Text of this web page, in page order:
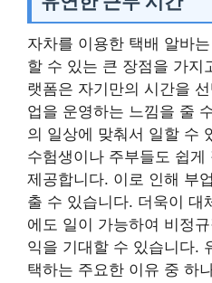
자차를 이용한 택배 알바
할 수 있는 큰 장점을 가지
랫폼은 자기만의 시간을
업을 운영하는 느낌을 줄
의 일상에 맞춰서 일할 수
수험생이나 주부들도 쉽
제공합니다. 이로 인해 부
출 수 있습니다. 더욱이 대
에도 일이 가능하여 비정
익을 기대할 수 있습니다.
택하는 주요한 이유 중 하